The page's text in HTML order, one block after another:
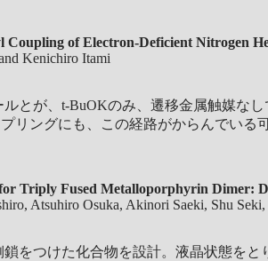
of Electron-Deficient Nitrogen
Kenichiro Itami
とが、t-BuOKのみ、遷移金属触媒な
リングにも、この経路がからんでいる
Triply Fused Metalloporphyrin Dimer:
Atsuhiro Osuka, Akinori Saeki, Shu
をつけた化合物を設計。液晶状態を